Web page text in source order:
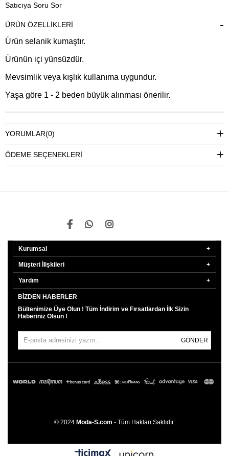
Satıcıya Soru Sor
ÜRÜN ÖZELLIKLERI
Ürün selanik kumaştır.
Ürünün içi yünsüzdür.
Mevsimlik veya kışlık kullanıma uygundur.
Yaşa göre 1 - 2 beden büyük alınması önerilir.
YORUMLAR(0)
ÖDEME SEÇENEKLERI
Kurumsal
Müşteri İlişkileri
Yardım
BIZDEN HABERLER
Bültenimize Üye Olun ! Tüm İndirim ve Fırsatlardan İlk Sizin
Haberiniz Olsun !
GÖNDER
© 2024 Moda-S.com - Tüm Hakları Saklıdır.